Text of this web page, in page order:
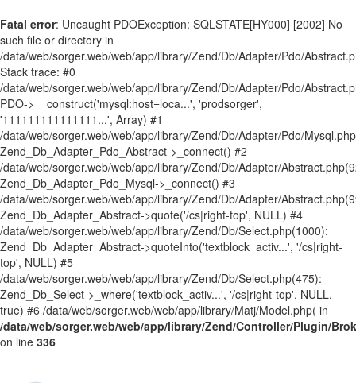
Fatal error: Uncaught PDOException: SQLSTATE[HY000] [2002] No
such file or directory in
/data/web/sorger.web/web/app/library/Zend/Db/Adapter/Pdo/
Stack trace: #0
/data/web/sorger.web/web/app/library/Zend/Db/Adapter/Pdo/
PDO->__construct('mysql:host=loca...', 'prodsorger',
'111111111111111...', Array) #1
/data/web/sorger.web/web/app/library/Zend/Db/Adapter/Pdo/
Zend_Db_Adapter_Pdo_Abstract->_connect() #2
/data/web/sorger.web/web/app/library/Zend/Db/Adapter/
Zend_Db_Adapter_Pdo_Mysql->_connect() #3
/data/web/sorger.web/web/app/library/Zend/Db/Adapter/
Zend_Db_Adapter_Abstract->quote('/cs|right-top', NULL) #4
/data/web/sorger.web/web/app/library/Zend/Db/Select.php(1000):
Zend_Db_Adapter_Abstract->quoteInto('textblock_activ...', '/cs|right-
top', NULL) #5
/data/web/sorger.web/web/app/library/Zend/Db/Select.php(475):
Zend_Db_Select->_where('textblock_activ...', '/cs|right-top', NULL,
true) #6 /data/web/sorger.web/web/app/library/Matj/Model.php( in
/data/web/sorger.web/web/app/library/Zend/Controller/Plugin/
on line 336